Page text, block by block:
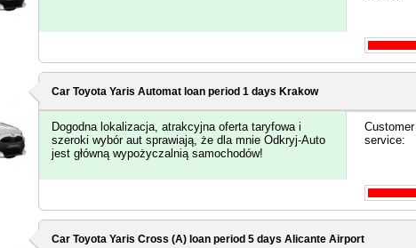
Car Toyota Yaris Automat loan period 1 days Krakow
Dogodna lokalizacja, atrakcyjna oferta taryfowa i
szeroki wybór aut sprawiają, że dla mnie Odkryj-Auto
jest główną wypożyczalnią samochodów!
Customer
service:
Car Toyota Yaris Cross (A) loan period 5 days Alicante Airport